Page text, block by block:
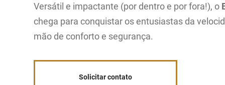
Versátil e impactante (por dentro e por fora!), o
chega para conquistar os entusiastas da
mão de conforto e segurança.
Solicitar contato